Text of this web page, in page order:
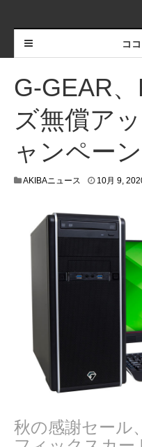
コ
G-GEAR
ズ無償ア
ャンペー
AKIBAニュース 10月 9,
秋の感謝セール